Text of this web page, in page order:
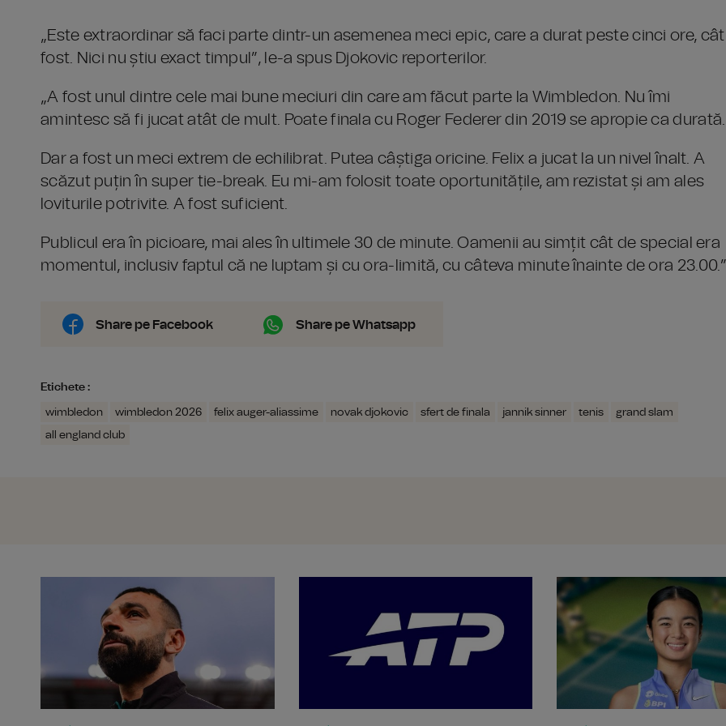
„Este extraordinar să faci parte dintr-un asemenea meci epic, care a durat peste cinci ore,
fost. Nici nu știu exact timpul”, le-a spus Djokovic reporterilor.
„A fost unul dintre cele mai bune meciuri din care am făcut parte la Wimbledon. Nu îmi
amintesc să fi jucat atât de mult. Poate finala cu Roger Federer din 2019 se apropie ca durată.
Dar a fost un meci extrem de echilibrat. Putea câștiga oricine. Felix a jucat la un nivel înalt. A
scăzut puțin în super tie-break. Eu mi-am folosit toate oportunitățile, am rezistat și am ales
loviturile potrivite. A fost suficient.
Publicul era în picioare, mai ales în ultimele 30 de minute. Oamenii au simțit cât de special era
momentul, inclusiv faptul că ne luptam și cu ora-limită, cu câteva minute înainte de ora
Share pe Facebook Share pe Whatsapp
Etichete :
wimbledon wimbledon 2026 felix auger-aliassime novak djokovic sfert de finala jannik sinner tenis
grand slam
all england club
Trabzonspor a început negocierile